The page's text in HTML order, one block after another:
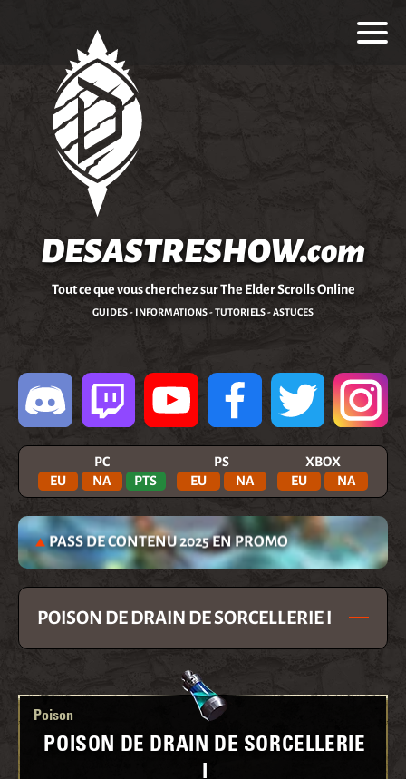
DESASTRESHOW.com
Tout ce que vous cherchez sur The Elder Scrolls Online
GUIDES - INFORMATIONS - TUTORIELS - ASTUCES
PC
EU
NA PTS
PS
EU
NA
XBOX
EU
NA
PASS DE CONTENU 2025 EN PROMO
POISON DE DRAIN DE SORCELLERIE I
Poison
POISON DE DRAIN DE SORCELLERIE
I